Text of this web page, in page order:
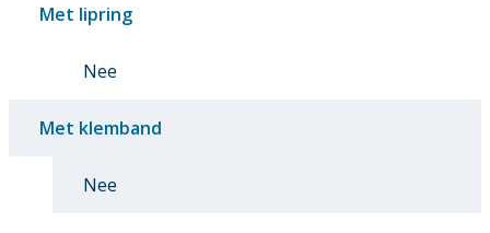
Met lipring
Nee
Met klemband
Nee